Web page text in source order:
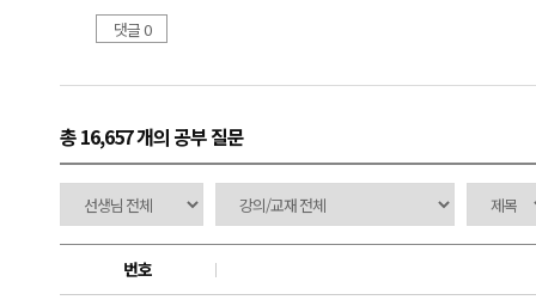
댓글 0
총 16,657 개의 공부 질문
번호